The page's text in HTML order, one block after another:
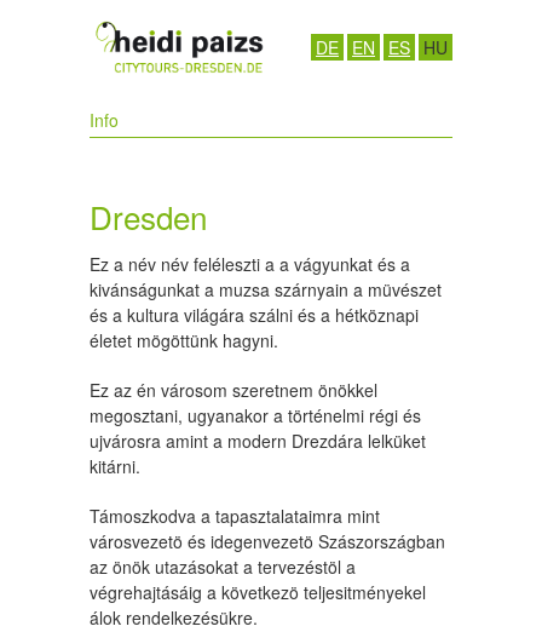
DE EN ES HU
Info
Dresden
Ez a név név feléleszti a a vágyunkat és a
kivánságunkat a muzsa szárnyain a müvészet
és a kultura világára szálni és a hétköznapi
életet mögöttünk hagyni.
Ez az én városom szeretnem önökkel
megosztani, ugyanakor a történelmi régi és
ujvárosra amint a modern Drezdára lelküket
kitárni.
Támoszkodva a tapasztalataimra mint
városvezetö és idegenvezetö Szászországban
az önök utazásokat a tervezéstöl a
végrehajtásáig a következö teljesitményekel
álok rendelkezésükre.